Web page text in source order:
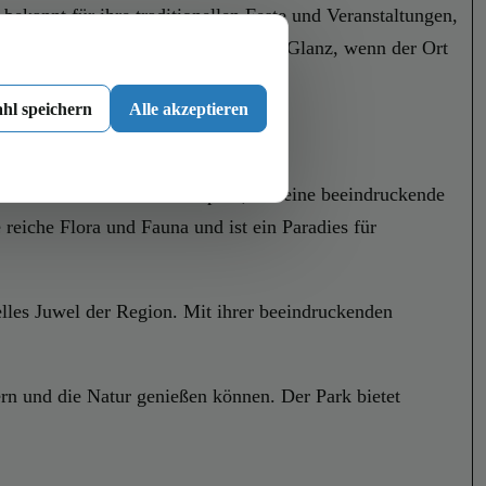
für ihre traditionellen Feste und Veranstaltungen,
Jadorf in einem besonderen Glanz, wenn der Ort
ist der Jadorfer Naturpark, der eine beeindruckende
Flora und Fauna und ist ein Paradies für
Juwel der Region. Mit ihrer beeindruckenden
und die Natur genießen können. Der Park bietet
speichern Alle akzeptieren